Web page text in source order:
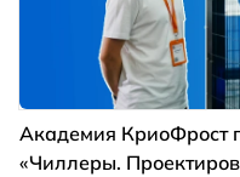
Академия КриоФрост
«Чиллеры.